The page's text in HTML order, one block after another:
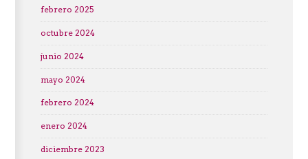
febrero 2025
octubre 2024
junio 2024
mayo 2024
febrero 2024
enero 2024
diciembre 2023